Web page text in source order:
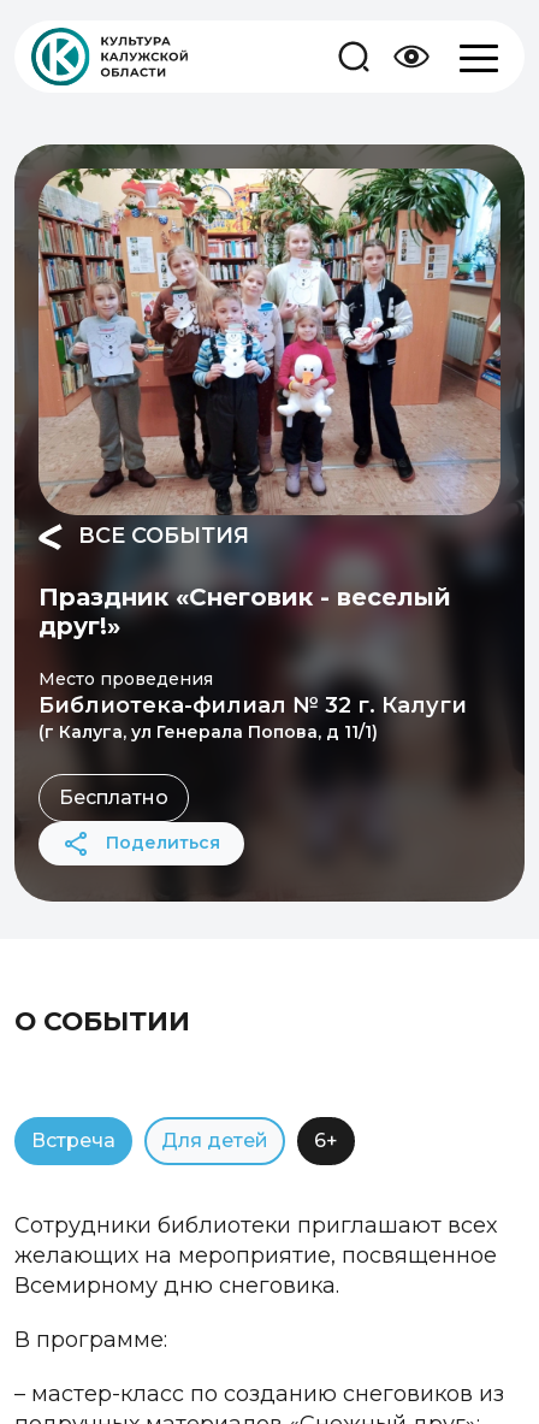
ВСЕ СОБЫТИЯ
Праздник «Снеговик - веселый
друг!»
Место проведения
Библиотека-филиал № 32 г. Калуги
(г Калуга, ул Генерала Попова, д 11/1)
Бесплатно
Поделиться
О СОБЫТИИ
Встреча Для детей 6+
Сотрудники библиотеки приглашают всех
желающих на мероприятие, посвященное
Всемирному дню снеговика.
В программе:
– мастер-класс по созданию снеговиков из